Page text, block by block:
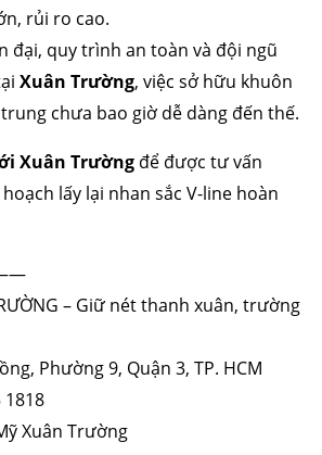
rủi ro cao.
đại, quy trình an toàn và đội ngũ
Xuân Trường, việc sở hữu khuôn
chưa bao giờ dễ dàng đến thế.
Xuân Trường để được tư vấn
lấy lại nhan sắc V-line hoàn
– Giữ nét thanh xuân, trường
Phường 9, Quận 3, TP. HCM
1818
Xuân Trường